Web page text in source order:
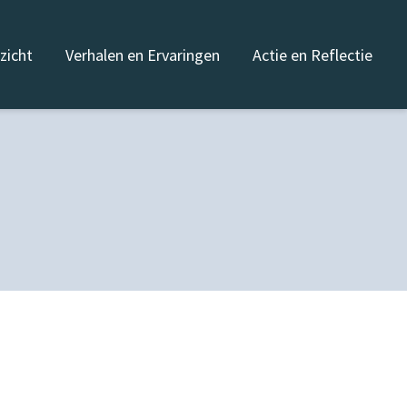
Verhalen en Ervaringen Actie en Reflectie